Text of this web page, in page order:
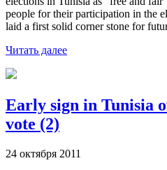
people for their participation in the
laid a first solid corner stone for
Читать далее
Early sign in Tunisia
vote (2)
24 октября 2011